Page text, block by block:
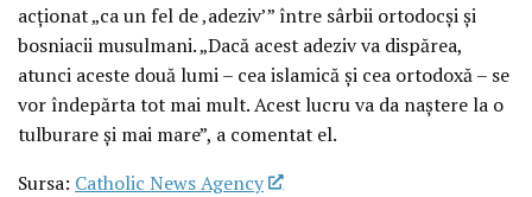
acționat „ca un fel de ‚adeziv’” între sârbii ortodocși și
bosniacii musulmani. „Dacă acest adeziv va dispărea,
atunci aceste două lumi – cea islamică și cea ortodoxă – se
vor îndepărta tot mai mult. Acest lucru va da naștere la o
tulburare și mai mare”, a comentat el.
Sursa: Catholic News Agency